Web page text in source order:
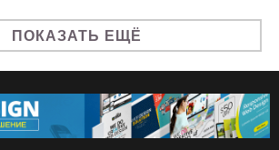
ПОКАЗАТЬ ЕЩЁ